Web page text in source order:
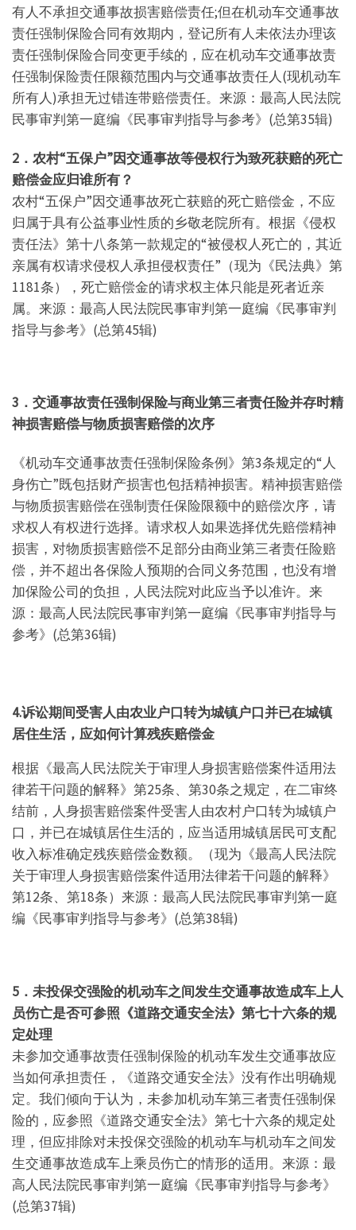
有人不承担交通事故损害赔偿责任;但在机动车交通事故
责任强制保险合同有效期内，登记所有人未依法办理该
责任强制保险合同变更手续的，应在机动车交通事故责
任强制保险责任限额范围内与交通事故责任人(现机动车
所有人)承担无过错连带赔偿责任。来源：最高人民法院
民事审判第一庭编《民事审判指导与参考》(总第35辑)
2． 农村“五保户”因交通事故等侵权行为致死获赔的死亡
赔偿金应归谁所有？
农村“五保户”因交通事故死亡获赔的死亡赔偿金，不应
归属于具有公益事业性质的乡敬老院所有。根据《侵权
责任法》第十八条第一款规定的“被侵权人死亡的，其近
亲属有权请求侵权人承担侵权责任”（现为《民法典》第
1181条），死亡赔偿金的请求权主体只能是死者近亲
属。来源：最高人民法院民事审判第一庭编《民事审判
指导与参考》(总第45辑)
3．交通事故责任强制保险与商业第三者责任险并存时精
神损害赔偿与物质损害赔偿的次序
《机动车交通事故责任强制保险条例》第3条规定的“人
身伤亡”既包括财产损害也包括精神损害。精神损害赔偿
与物质损害赔偿在强制责任保险限额中的赔偿次序，请
求权人有权进行选择。请求权人如果选择优先赔偿精神
损害，对物质损害赔偿不足部分由商业第三者责任险赔
偿，并不超出各保险人预期的合同义务范围，也没有增
加保险公司的负担，人民法院对此应当予以准许。来
源：最高人民法院民事审判第一庭编《民事审判指导与
参考》(总第36辑)
4.诉讼期间受害人由农业户口转为城镇户口并已在城镇
居住生活，应如何计算残疾赔偿金
根据《最高人民法院关于审理人身损害赔偿案件适用法
律若干问题的解释》第25条、第30条之规定，在二审终
结前，人身损害赔偿案件受害人由农村户口转为城镇户
口，并已在城镇居住生活的，应当适用城镇居民可支配
收入标准确定残疾赔偿金数额。（现为《最高人民法院
关于审理人身损害赔偿案件适用法律若干问题的解释》
第12条、第18条）来源：最高人民法院民事审判第一庭
编《民事审判指导与参考》(总第38辑)
5．未投保交强险的机动车之间发生交通事故造成车上人
员伤亡是否可参照《道路交通安全法》第七十六条的规
定处理
未参加交通事故责任强制保险的机动车发生交通事故应
当如何承担责任，《道路交通安全法》没有作出明确规
定。我们倾向于认为，未参加机动车第三者责任强制保
险的，应参照《道路交通安全法》第七十六条的规定处
理，但应排除对未投保交强险的机动车与机动车之间发
生交通事故造成车上乘员伤亡的情形的适用。来源：最
高人民法院民事审判第一庭编《民事审判指导与参考》
(总第37辑)